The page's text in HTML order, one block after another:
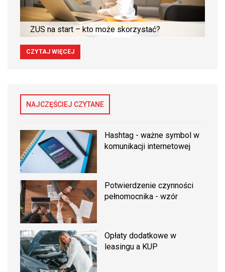
ZUS na start – kto może skorzystać?
CZYTAJ WIĘCEJ
NAJCZĘŚCIEJ CZYTANE
Hashtag - ważne symbol w
komunikacji internetowej
Potwierdzenie czynności
pełnomocnika - wzór
Opłaty dodatkowe w
leasingu a KUP